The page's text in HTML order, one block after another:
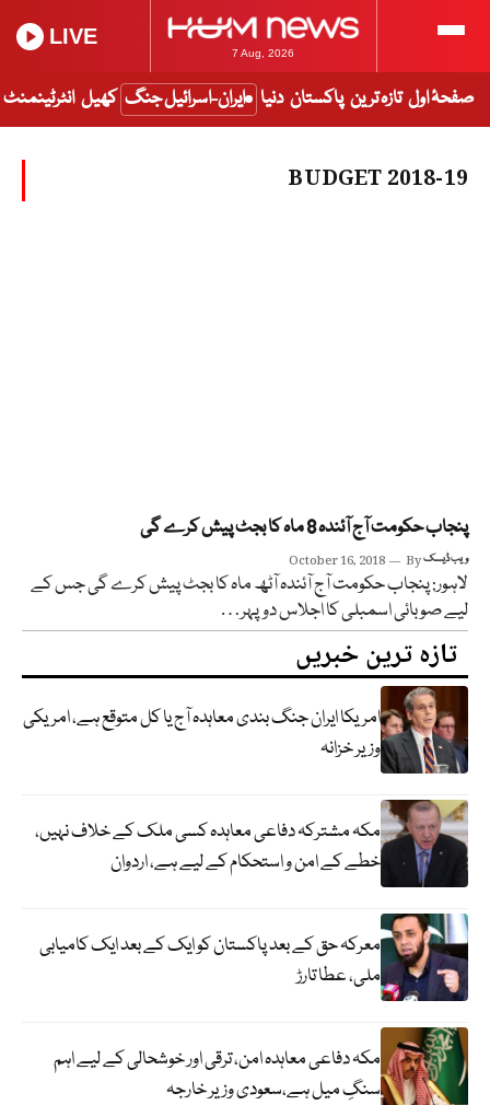
7 Aug, 2026
LIVE
صفحۂ اول تازہ ترین پاکستان دنیا ایران-اسرائیل جنگ کھیل انٹرٹینمنٹ
BUDGET 2018-19
پنجاب حکومت آج آئندہ 8 ماہ کا بجٹ پیش کرے گی
October 16, 2018 Byویب ڈیسک
لاہور: پنجاب حکومت آج آئندہ آٹھ ماہ کا بجٹ پیش کرے گی جس کے
لیے صوبائی اسمبلی کا اجلاس دوپہر…
تازہ ترین خبریں
امریکا ایران جنگ بندی معاہدہ آج یا کل متوقع ہے، امریکی
وزیر خزانہ
مکہ مشترکہ دفاعی معاہدہ کسی ملک کے خلاف نہیں،
خطے کے امن و استحکام کے لیے ہے، اردوان
معرکہ حق کے بعد پاکستان کو ایک کے بعد ایک کامیابی
ملی، عطا تارڑ
مکہ دفاعی معاہدہ امن، ترقی اور خوشحالی کے لیے اہم
سنگِ میل ہے،سعودی وزیر خارجہ